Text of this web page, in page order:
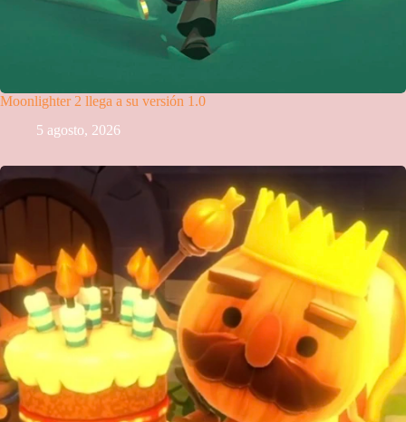
Moonlighter 2 llega a su versión 1.0
5 agosto, 2026